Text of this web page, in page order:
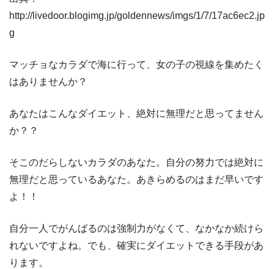
http://livedoor.blogimg.jp/goldennews/imgs/1/7/17ac6ec2.jp
g
マッチョなカラダで海に行って、女の子の視線を集めたく
はありませんか？
あなたはこんなダイエット、絶対に無理だと思ってません
か？？
そこのだらしないカラダのあなた。自分の努力では絶対に
無理だと思っているあなた。あきらめるのはまだ早いです
よ！！
自分一人でがんばるのは強制力がなくて、なかなか続けら
れないですよね。でも、確実にダイエットできる手段があ
ります。